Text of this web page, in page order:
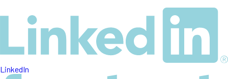
LinkedIn